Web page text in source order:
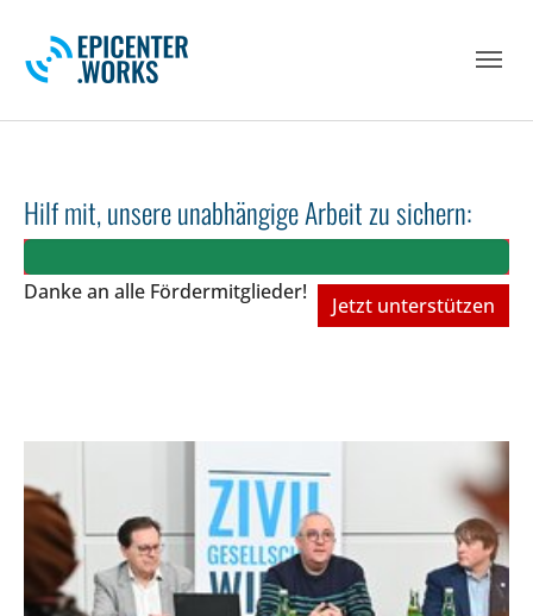
Hilf mit, unsere unabhängige Arbeit zu sichern:
Danke an alle Fördermitglieder!
Jetzt unterstützen